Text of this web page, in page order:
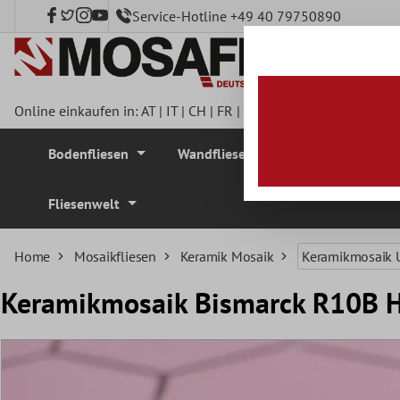
springen Service-Hotline +49 40 79750890
Online einkaufen in:AT| IT| CH | FR |
Bodenfliesen Wandfliesen
Fliesenwelt
Home Mosaikfliesen Keramik Mosaik Keramikmosaik
Keramikmosaik Bismarck R10B